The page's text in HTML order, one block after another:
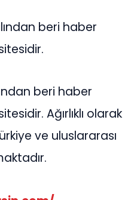
beri haber
beri haber
Ağırlıklı olarak
ve uluslararası